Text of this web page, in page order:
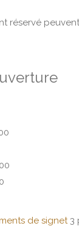
réservé
de signet 3